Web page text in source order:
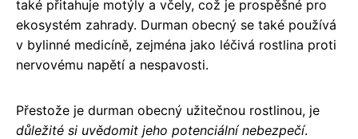
také přitahuje motýly a včely, což je prospěšné pro
ekosystém zahrady. Durman obecný se také používá
v bylinné medicíně, zejména jako léčivá rostlina proti
nervovému napětí a nespavosti.
Přestože je durman obecný užitečnou rostlinou, je
důležité si uvědomit jeho potenciální nebezpečí.